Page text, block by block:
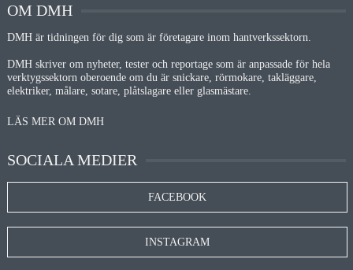
OM DMH
DMH är tidningen för dig som är företagare inom hantverkssektorn.
DMH skriver om nyheter, tester och reportage som är anpassade för hela
verktygssektorn oberoende om du är snickare, rörmokare, takläggare,
elektriker, målare, sotare, plåtslagare eller glasmästare.
LÄS MER OM DMH
SOCIALA MEDIER
FACEBOOK
INSTAGRAM